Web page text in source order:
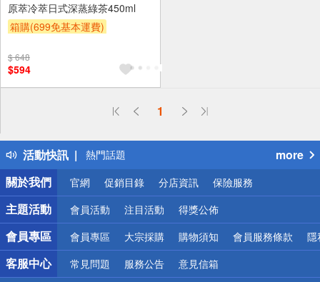
原萃冷萃日式深蒸綠茶450ml
箱購(699免基本運費)
贈OPENPOINT
滿額9折
$ 648
$594
1
活動快訊
偏遠地區配送
得獎公告
熱門話題
銀行優惠
偏遠地區配送
詐騙網頁！請小心！
more
關於我們
官網 促銷目錄 分店資訊 保險服務
主題活動 會員活動 注目活動 得獎公佈
會員專區 會員專區 大宗採購 購物須知 會員服務條款 隱
客服中心 常見問題 服務公告 意見信箱